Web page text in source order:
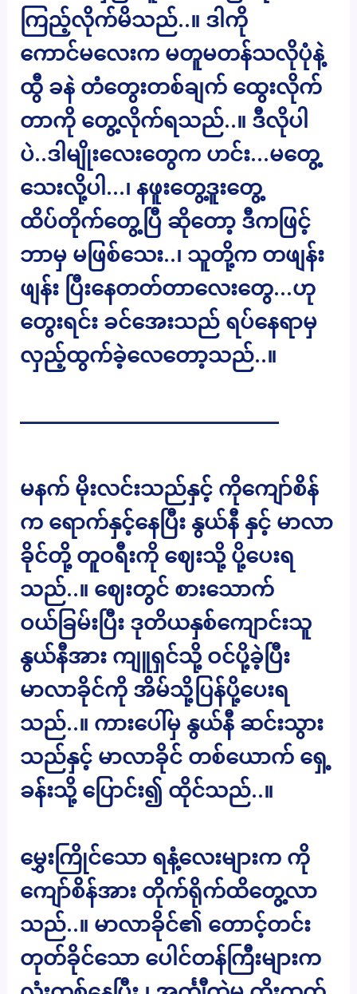
ကြည့်လိုက်မိသည်..။ ဒါကို
ကောင်မလေးက မတူမတန်သလိုပုံနဲ့
ထွီ ခနဲ တံတွေးတစ်ချက် ထွေးလိုက်
တာကို တွေ့လိုက်ရသည်..။ ဒီလိုပါ
ပဲ..ဒါမျိုးလေးတွေက ဟင်း…မတွေ့
သေးလို့ပါ…၊ နဖူးတွေ့ဒူးတွေ့
ထိပ်တိုက်တွေ့ပြီ ဆိုတော့ ဒီကဖြင့်
ဘာမှ မဖြစ်သေး..၊ သူတို့က တဖျန်း
ဖျန်း ပြီးနေတတ်တာလေးတွေ…ဟု
တွေးရင်း ခင်အေးသည် ရပ်နေရာမှ
လှည့်ထွက်ခဲ့လေတော့သည်..။
————————————–
မနက် မိုးလင်းသည်နှင့် ကိုကျော်စိန်
က ရောက်နှင့်နေပြီး နွယ်နီ နှင့် မာလာ
ခိုင်တို့ တူဝရီးကို ဈေးသို့ ပို့ပေးရ
သည်..။ ဈေးတွင် စားသောက်
ဝယ်ခြမ်းပြီး ဒုတိယနှစ်ကျောင်းသူ
နွယ်နီအား ကျူရှင်သို့ ဝင်ပို့ခဲ့ပြီး
မာလာခိုင်ကို အိမ်သို့ပြန်ပို့ပေးရ
သည်..။ ကားပေါ်မှ နွယ်နီ ဆင်းသွား
သည်နှင့် မာလာခိုင် တစ်ယောက် ရှေ့
ခန်းသို့ ပြောင်း၍ ထိုင်သည်..။
မွှေးကြိုင်သော ရနံ့လေးများက ကို
ကျော်စိန်အား တိုက်ရိုက်ထိတွေ့လာ
သည်..။ မာလာခိုင်၏ တောင့်တင်း
တုတ်ခိုင်သော ပေါင်တန်ကြီးများက